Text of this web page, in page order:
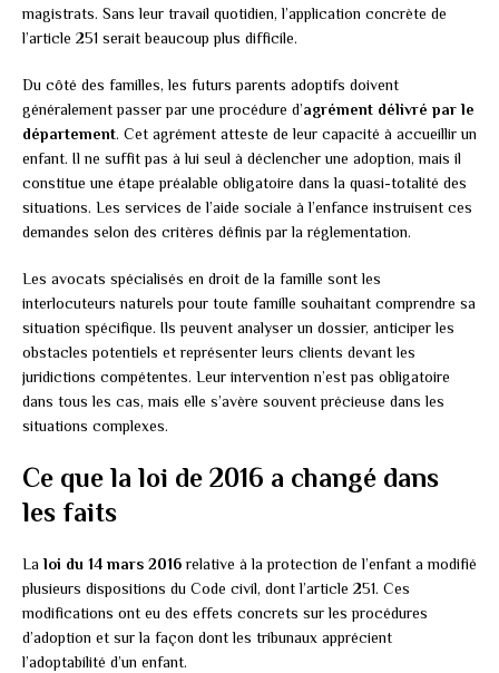
magistrats. Sans leur travail quotidien, l’application concrète de
l’article 251 serait beaucoup plus difficile.
Du côté des familles, les futurs parents adoptifs doivent
généralement passer par une procédure d’agrément délivré par le
département. Cet agrément atteste de leur capacité à accueillir un
enfant. Il ne suffit pas à lui seul à déclencher une adoption, mais il
constitue une étape préalable obligatoire dans la quasi-totalité des
situations. Les services de l’aide sociale à l’enfance instruisent ces
demandes selon des critères définis par la réglementation.
Les avocats spécialisés en droit de la famille sont les
interlocuteurs naturels pour toute famille souhaitant comprendre sa
situation spécifique. Ils peuvent analyser un dossier, anticiper les
obstacles potentiels et représenter leurs clients devant les
juridictions compétentes. Leur intervention n’est pas obligatoire
dans tous les cas, mais elle s’avère souvent précieuse dans les
situations complexes.
Ce que la loi de 2016 a changé dans
les faits
La loi du 14 mars 2016relative à la protection de l’enfant a modifié
plusieurs dispositions du Code civil, dont l’article 251. Ces
modifications ont eu des effets concrets sur les procédures
d’adoption et sur la façon dont les tribunaux apprécient
l’adoptabilité d’un enfant.